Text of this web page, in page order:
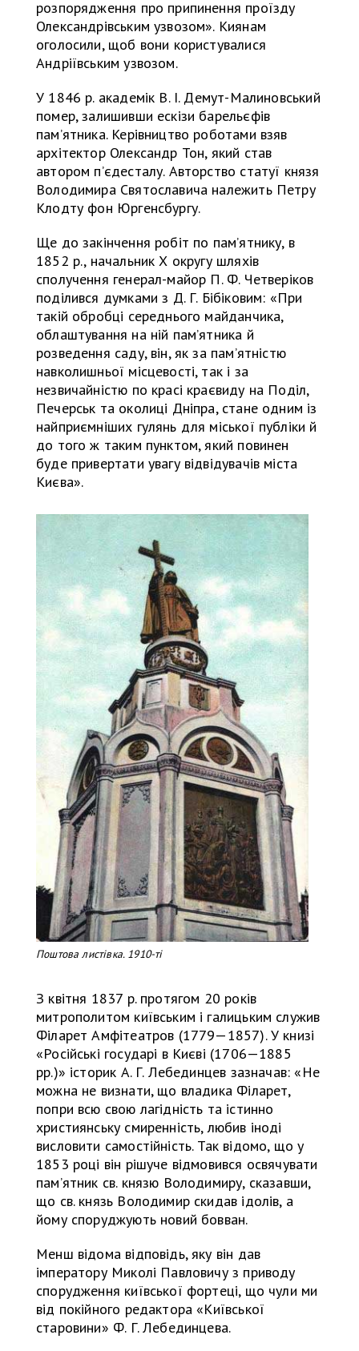
розпорядження про припинення проїзду
Олександрівським узвозом». Киянам
оголосили, щоб вони користувалися
Андріївським узвозом.
У 1846 р. академік В. І. Демут-Малиновський
помер, залишивши ескізи барельєфів
памʼятника. Керівництво роботами взяв
архітектор Олександр Тон, який став
автором пʼєдесталу. Авторство статуї князя
Володимира Святославича належить Петру
Клодту фон Юргенсбургу.
Ще до закінчення робіт по памʼятнику, в
1852 р., начальник Х округу шляхів
сполучення генерал-майор П. Ф. Четверіков
поділився думками з Д. Г. Бібіковим: «При
такій обробці середнього майданчика,
облаштування на ній памʼятника й
розведення саду, він, як за памʼятністю
навколишньої місцевості, так і за
незвичайністю по красі краєвиду на Поділ,
Печерськ та околиці Дніпра, стане одним із
найприємніших гулянь для міської публіки й
до того ж таким пунктом, який повинен
буде привертати увагу відвідувачів міста
Києва».
Поштова листівка. 1910-ті
З квітня 1837 р. протягом 20 років
митрополитом київським і галицьким служив
Філарет Амфітеатров (1779—1857). У книзі
«Російські государі в Києві (1706—1885
рр.)» історик А. Г. Лебединцев зазначав: «Не
можна не визнати, що владика Філарет,
попри всю свою лагідність та істинно
християнську смиренність, любив іноді
висловити самостійність. Так відомо, що у
1853 році він рішуче відмовився освячувати
памʼятник св. князю Володимиру, сказавши,
що св. князь Володимир скидав ідолів, а
йому споруджують новий бовван.
Менш відома відповідь, яку він дав
імператору Миколі Павловичу з приводу
спорудження київської фортеці, що чули ми
від покійного редактора «Київської
старовини» Ф. Г. Лебединцева.